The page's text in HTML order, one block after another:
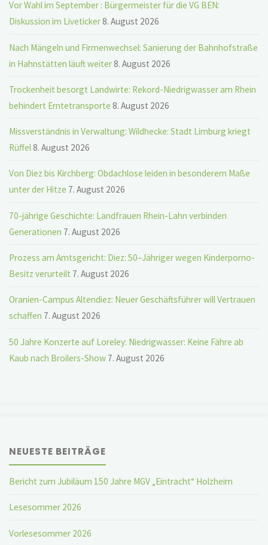
Vor Wahl im September : Bürgermeister für die VG BEN:
Diskussion im Liveticker8. August 2026
Nach Mängeln und Firmenwechsel: Sanierung der Bahnhofstraße
in Hahnstätten läuft weiter8. August 2026
Trockenheit besorgt Landwirte: Rekord-Niedrigwasser am Rhein
behindert Erntetransporte 8. August 2026
Missverständnis in Verwaltung: Wildhecke: Stadt Limburg kriegt
Rüffel8. August 2026
Von Diez bis Kirchberg: Obdachlose leiden in besonderem Maße
unter der Hitze 7. August 2026
70-jährige Geschichte: Landfrauen Rhein-Lahn verbinden
Generationen 7. August 2026
Prozess am Amtsgericht: Diez: 50–Jähriger wegen Kinderporno-
Besitz verurteilt 7. August 2026
Oranien-Campus Altendiez: Neuer Geschäftsführer will Vertrauen
schaffen 7. August 2026
50 Jahre Konzerte auf Loreley: Niedrigwasser: Keine Fähre ab
Kaub nach Broilers-Show 7. August 2026
NEUESTE BEITRÄGE
Bericht zum Jubiläum 150 Jahre MGV „Eintracht“ Holzheim
Lesesommer 2026
Vorlesesommer 2026